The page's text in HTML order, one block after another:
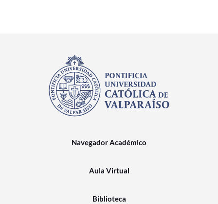
Navegador Académico
Aula Virtual
Biblioteca